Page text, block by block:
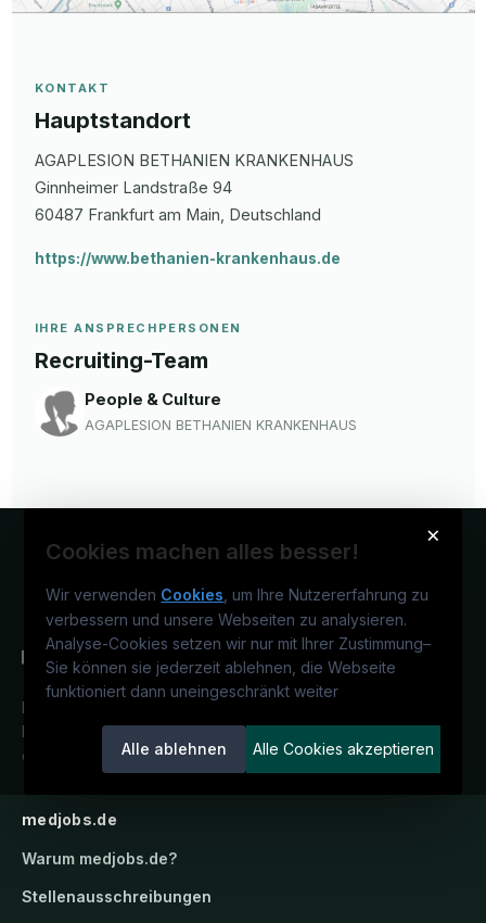
KONTAKT
Hauptstandort
AGAPLESION BETHANIEN KRANKENHAUS
Ginnheimer Landstraße 94
60487 Frankfurt am Main , Deutschland
https://www.bethanien-krankenhaus.de
IHRE ANSPRECHPERSONEN
Recruiting-Team
People & Culture
AGAPLESION BETHANIEN KRANKENHAUS
×
Cookies machen alles besser!
Wir verwenden Cookies , um Ihre Nutzererfahrung zu
verbessern und unsere Webseiten zu analysieren.
Analyse-Cookies setzen wir nur mit Ihrer Zustimmung–
Sie können sie jederzeit ablehnen, die Webseite
funktioniert dann uneingeschränkt weiter
Alle ablehnen Alle Cookies akzeptieren
Deutschlands medizinisches
Karriereportal.Ein Service der
candidatis GmbH.
medjobs.de
Warum medjobs.de?
Stellenausschreibungen